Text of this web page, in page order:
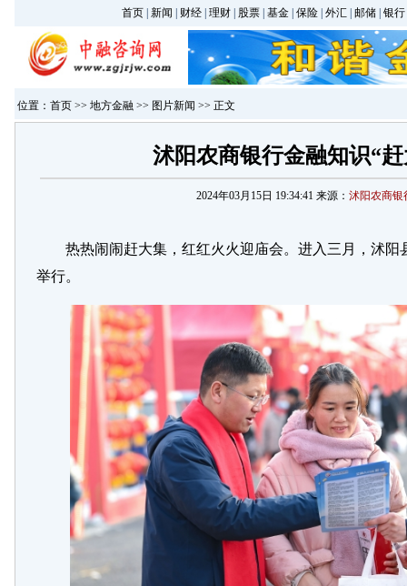
首页 新闻 财经 理财 股票 基金 保险 外汇 邮储 银行
位置： 首页 >> 地方金融 >> 图片新闻 >> 正文
沭阳农商银行金融知识“
2024年03月15日 19:34:41 来源： 沭阳农商银
热热闹闹赶大集，红红火火迎庙会。进入三月，沭阳
举行。